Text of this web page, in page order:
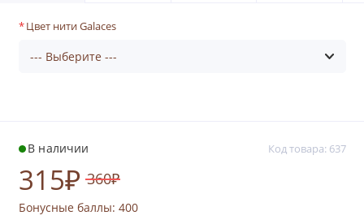
В наличии Код товара: 637
315₽ 360₽
Бонусные баллы: 400
Цвет нити Galaces